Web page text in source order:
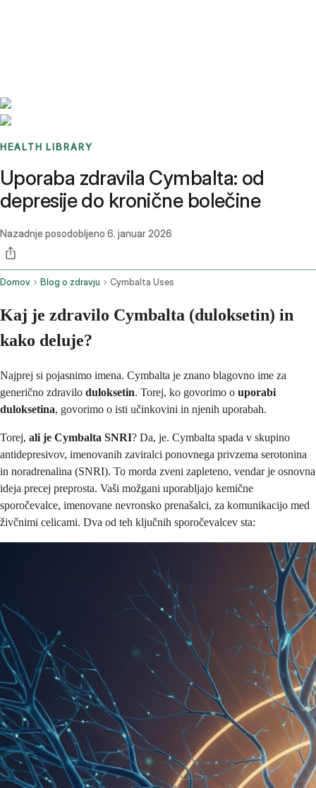
HEALTH LIBRARY
Uporaba zdravila Cymbalta: od
depresije do kronične bolečine
Nazadnje posodobljeno 6. januar 2026
Domov Blog o zdravju Cymbalta Uses
Kaj je zdravilo Cymbalta (duloksetin) in
kako deluje?
Najprej si pojasnimo imena. Cymbalta je znano blagovno ime za
generično zdravilo duloksetin. Torej, ko govorimo o uporabi
duloksetina, govorimo o isti učinkovini in njenih uporabah.
Torej, ali je Cymbalta SNRI? Da, je. Cymbalta spada v skupino
antidepresivov, imenovanih zaviralci ponovnega privzema serotonina
in noradrenalina (SNRI). To morda zveni zapleteno, vendar je osnovna
ideja precej preprosta. Vaši možgani uporabljajo kemične
sporočevalce, imenovane nevronsko prenašalci, za komunikacijo med
živčnimi celicami. Dva od teh ključnih sporočevalcev sta: